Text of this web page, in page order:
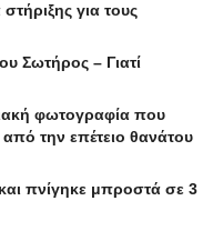
για τους
Σωτήρος – Γιατί
φωτογραφία που
την επέτειο θανάτου
πνίγηκε μπροστά σε 3